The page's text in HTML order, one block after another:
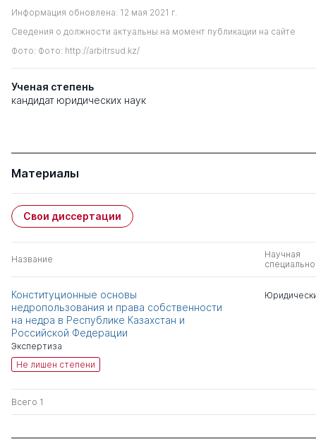
Информация обновлена: 12 мая 2021 г.
Сведения о должности актуальны на момент публикации на сайте
Фото: Фото: http://arbitrsud.kz/
Ученая степень
кандидат юридических наук
Материалы
Свои диссертации
Название
Научная
Конституционные основы
недропользования и права собственности
на недра в Республике Казахстан и
Российской Федерации
Экспертиза
Не лишен степени
Всего 1